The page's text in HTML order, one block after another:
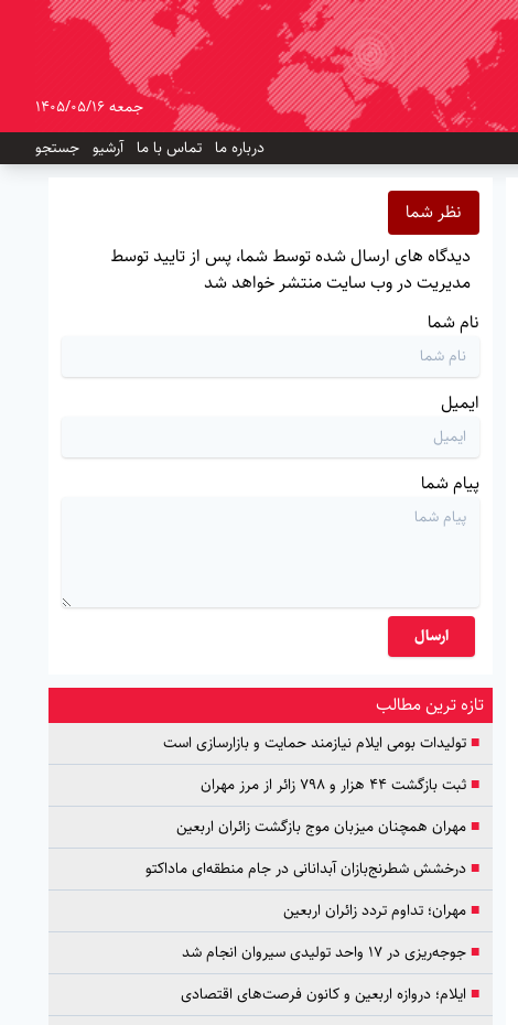
جمعه 1405/05/16
درباره ما تماس با ما آرشیو جستجو
نظر شما
دیدگاه های ارسال شده توسط شما، پس از تایید توسط
مدیریت در وب سایت منتشر خواهد شد
نام شما
ایمیل
پیام شما
ارسال
تازه ترین مطالب
■تولیدات بومی ایلام نیازمند حمایت و بازارسازی است
■ثبت بازگشت ۴۴ هزار و ۷۹۸ زائر از مرز مهران
■مهران همچنان میزبان موج بازگشت زائران اربعین
■درخشش شطرنج‌بازان آبدانانی در جام منطقه‌ای ماداکتو
■مهران؛ تداوم تردد زائران اربعین
■جوجه‌ریزی در ۱۷ واحد تولیدی سیروان انجام شد
■ ایلام؛ دروازه اربعین و کانون فرصت‌های اقتصادی